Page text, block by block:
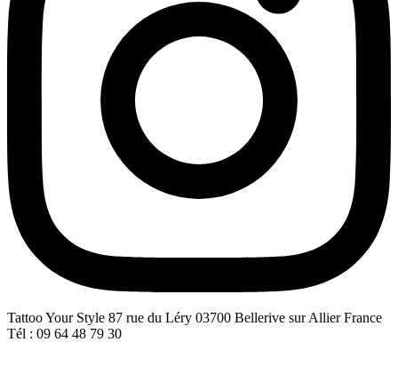
Tattoo Your Style 87 rue du Léry 03700 Bellerive sur Allier France
Tél : 09 64 48 79 30